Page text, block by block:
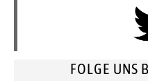
FOLGE UNS